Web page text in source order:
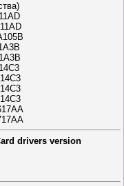
drivers version